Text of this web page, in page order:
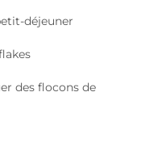
déjeuner
des flocons de